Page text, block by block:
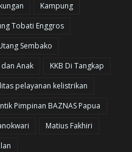
Kampung
Tobati Enggros
Sembako
Anak
KKB Di Tangkap
pelayanan kelistrikan
Pimpinan BAZNAS Papua
Matius Fakhiri